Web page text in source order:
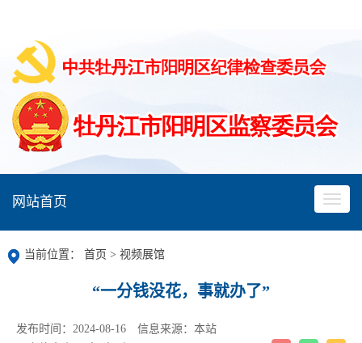
网站首页
当前位置： 首页 > 视频展馆
“一分钱没花，事就办了”
发布时间：2024-08-16
信息来源：本站